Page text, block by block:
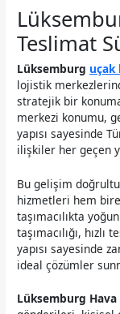
Teslimat
Lüksemburg uçak
lojistik
stratejik bir
merkezi konumu,
yapısı sayesinde
ilişkiler her geçen
Bu gelişim
hizmetleri hem
taşımacılıkta
taşımacılığı,
yapısı sayesinde
ideal çözümler
Lüksemburg Hava